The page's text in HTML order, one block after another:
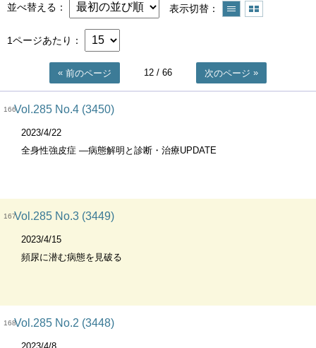
並べ替える 表示切替
1ページあたり
前のページ 12 / 66 次のページ
166Vol.285 No.4 (3450)
2023/4/22
全身性強皮症 ―病態解明と診断・治療UPDATE
167Vol.285 No.3 (3449)
2023/4/15
頻尿に潜む病態を見破る
168Vol.285 No.2 (3448)